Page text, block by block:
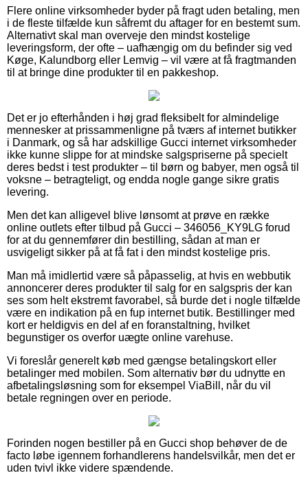
Flere online virksomheder byder på fragt uden betaling, men
i de fleste tilfælde kun såfremt du aftager for en bestemt sum.
Alternativt skal man overveje den mindst kostelige
leveringsform, der ofte – uafhængig om du befinder sig ved
Køge, Kalundborg eller Lemvig – vil være at få fragtmanden
til at bringe dine produkter til en pakkeshop.
Det er jo efterhånden i høj grad fleksibelt for almindelige
mennesker at prissammenligne på tværs af internet butikker
i Danmark, og så har adskillige Gucci internet virksomheder
ikke kunne slippe for at mindske salgspriserne på specielt
deres bedst i test produkter – til børn og babyer, men også til
voksne – betragteligt, og endda nogle gange sikre gratis
levering.
Men det kan alligevel blive lønsomt at prøve en række
online outlets efter tilbud på Gucci – 346056_KY9LG forud
for at du gennemfører din bestilling, sådan at man er
usvigeligt sikker på at få fat i den mindst kostelige pris.
Man må imidlertid være så påpasselig, at hvis en webbutik
annoncerer deres produkter til salg for en salgspris der kan
ses som helt ekstremt favorabel, så burde det i nogle tilfælde
være en indikation på en fup internet butik. Bestillinger med
kort er heldigvis en del af en foranstaltning, hvilket
begunstiger os overfor uægte online varehuse.
Vi foreslår generelt køb med gængse betalingskort eller
betalinger med mobilen. Som alternativ bør du udnytte en
afbetalingsløsning som for eksempel ViaBill, når du vil
betale regningen over en periode.
Forinden nogen bestiller på en Gucci shop behøver de de
facto løbe igennem forhandlerens handelsvilkår, men det er
uden tvivl ikke videre spændende.